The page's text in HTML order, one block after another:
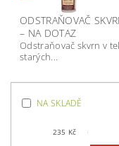
ODSTRAŇOVAČ
– NA DOTAZ
Odstraňovač skvrn v
starých...
NA SKLADĚ
235 Kč